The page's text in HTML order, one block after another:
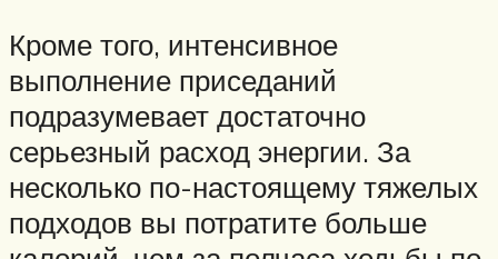
Кроме того, интенсивное
выполнение приседаний
подразумевает достаточно
серьезный расход энергии. За
несколько по-настоящему тяжелых
подходов вы потратите больше